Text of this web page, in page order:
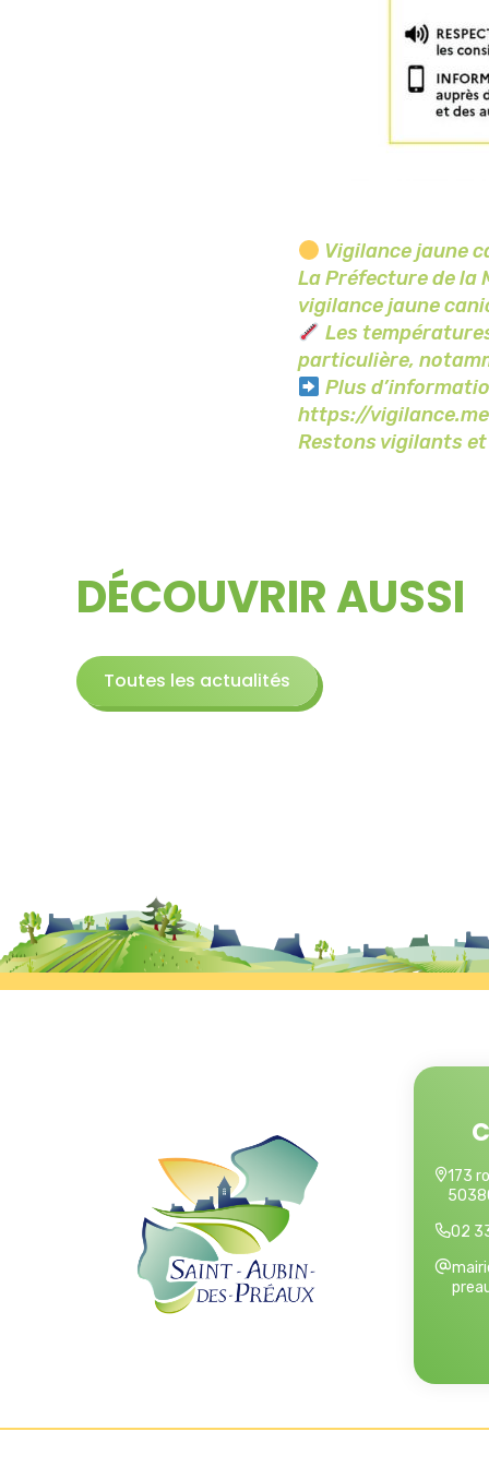
Vigilance jaune
La Préfecture de la
vigilance jaune
Les
particulière,
Plus
https://
Restons vigilants
DÉCOUVRIR AUSSI
Toutes les actualités
173
02